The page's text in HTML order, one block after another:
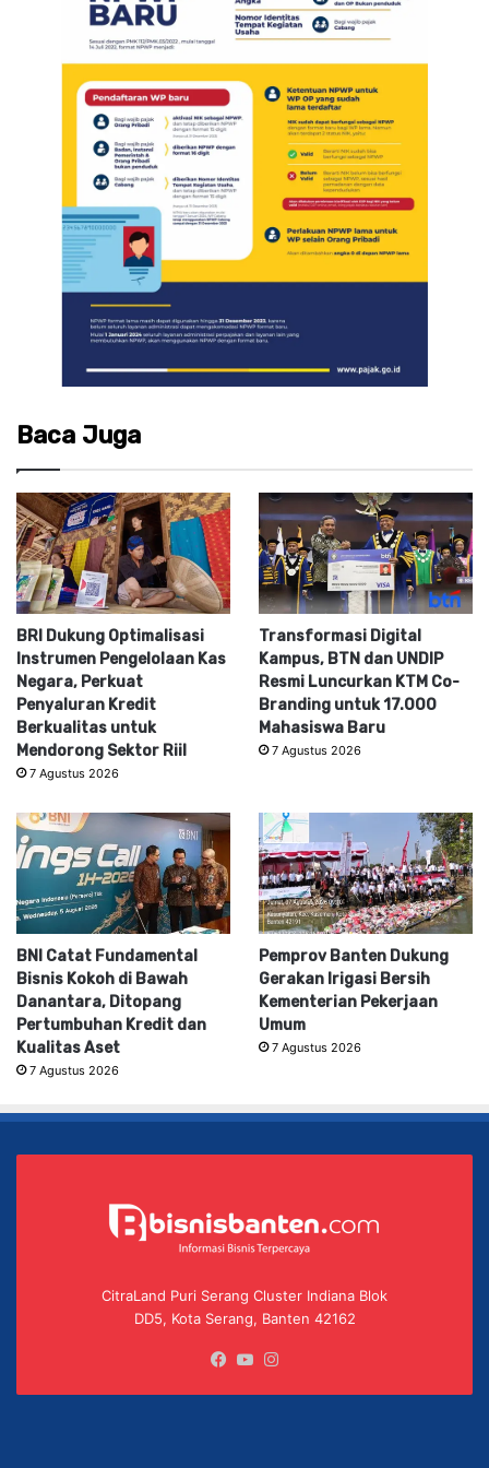
Baca Juga
BRI Dukung Optimalisasi
Instrumen Pengelolaan Kas
Negara, Perkuat
Penyaluran Kredit
Berkualitas untuk
Mendorong Sektor Riil
7 Agustus 2026
Transformasi Digital
Kampus, BTN dan UNDIP
Resmi Luncurkan KTM Co-
Branding untuk 17.000
Mahasiswa Baru
7 Agustus 2026
BNI Catat Fundamental
Bisnis Kokoh di Bawah
Danantara, Ditopang
Pertumbuhan Kredit dan
Kualitas Aset
7 Agustus 2026
Pemprov Banten Dukung
Gerakan Irigasi Bersih
Kementerian Pekerjaan
Umum
7 Agustus 2026
CitraLand Puri Serang Cluster Indiana Blok
DD5, Kota Serang, Banten 42162
Facebook
YouTube